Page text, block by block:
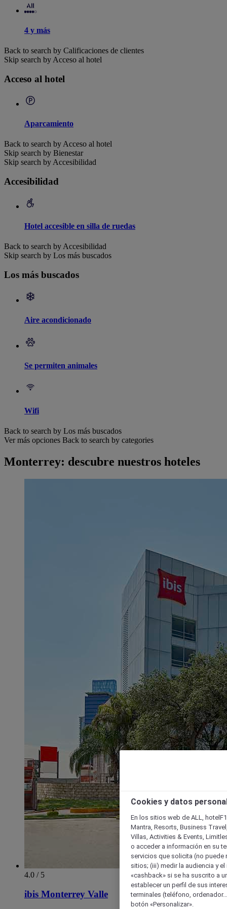
4 y más
Back to search by Calificaciones de clientes
Skip search by Acceso al hotel
Acceso al hotel
Aparcamiento
Back to search by Acceso al hotel
Skip search by Bienestar
Skip search by Accesibilidad
Accesibilidad
Hotel accesible en silla de ruedas
Back to search by Accesibilidad
Skip search by Los más buscados
Los más buscados
Aire acondicionado
Se permiten animales
Wifi
Back to search by Los más buscados
Ver más opciones Back to search by categories
Monterrey: descubre nuestros hoteles
4.0 / 5
ibis Monterrey Valle
Cookies y datos
En los sitios web de ALL,
Mantra, Resorts, Business
Villas, Activities & Events,
o acceder a información en su
servicios que solicita (no puede
sitios; (iii) medir la audiencia y
«cashback» si se ha suscrito a
establecer un perfil de sus
terminales (teléfono,
botón «Personalizar».